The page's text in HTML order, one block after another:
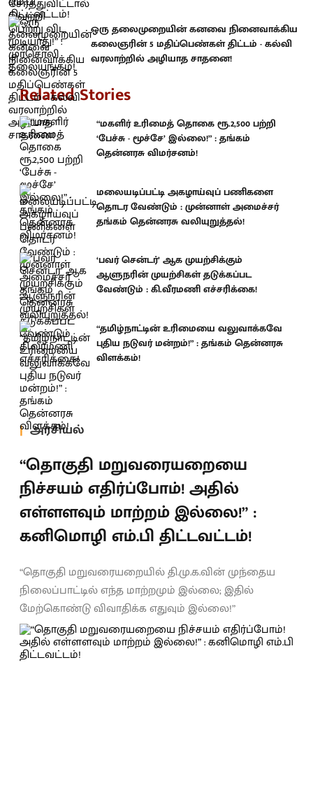
ஒரு தலைமுறையின் கனவை நினைவாக்கிய
கலைஞரின் 5 மதிப்பெண்கள் திட்டம் - கல்வி
வரலாற்றில் அழியாத சாதனை!
Related Stories
“மகளிர் உரிமைத் தொகை ரூ.2,500 பற்றி
‘பேச்சு - மூச்சே’ இல்லை!” : தங்கம்
தென்னரசு விமர்சனம்!
மலையடிப்பட்டி அகழாய்வுப் பணிகளை
தொடர வேண்டும் : முன்னாள் அமைச்சர்
தங்கம் தென்னரசு வலியுறுத்தல்!
‘பவர் சென்டர்’ ஆக முயற்சிக்கும்
ஆளுநரின் முயற்சிகள் தடுக்கப்பட
வேண்டும் : கி.வீரமணி எச்சரிக்கை!
“தமிழ்நாட்டின் உரிமையை வலுவாக்கவே
புதிய நடுவர் மன்றம்!” : தங்கம் தென்னரசு
விளக்கம்!
அரசியல்
“தொகுதி மறுவரையறையை
நிச்சயம் எதிர்ப்போம்! அதில்
எள்ளளவும் மாற்றம் இல்லை!” :
கனிமொழி எம்.பி திட்டவட்டம்!
“தொகுதி மறுவரையறையில் தி.மு.க.வின் முந்தைய
நிலைப்பாட்டில் எந்த மாற்றமும் இல்லை; இதில்
மேற்கொண்டு விவாதிக்க எதுவும் இல்லை!”